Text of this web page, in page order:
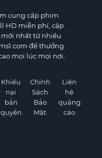
cung cấp phim
HD miễn phí, cập
nhất từ nhiều
để thưởng
mọi lúc mọi nơi..
Khiếu
nại
bản
quyền
Chính
Sách
Bảo
Mật
Liên
hệ
quảng
cáo